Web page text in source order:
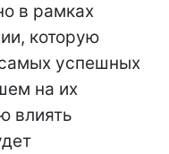
в рамках
которую
успешных
на их
влиять